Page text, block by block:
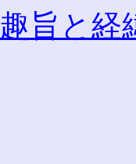
旨と経